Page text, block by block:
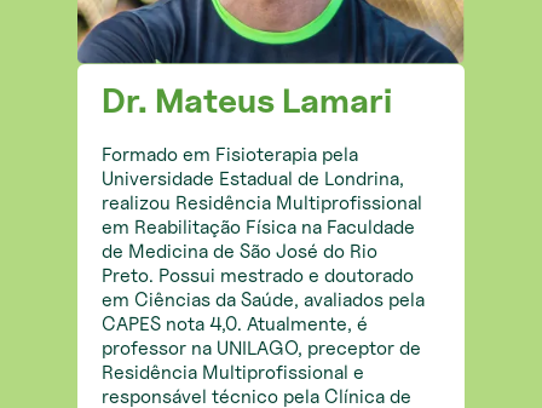
Dr. Mateus Lamari
Formado em Fisioterapia pela
Universidade Estadual de Londrina,
realizou Residência Multiprofissional
em Reabilitação Física na Faculdade
de Medicina de São José do Rio
Preto. Possui mestrado e doutorado
em Ciências da Saúde, avaliados pela
CAPES nota 4,0. Atualmente, é
professor na UNILAGO, preceptor de
Residência Multiprofissional e
responsável técnico pela Clínica de